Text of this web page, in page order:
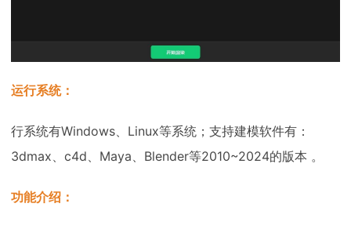
运行系统：
行系统有Windows、Linux等系统；支持建模软件有：
3dmax、c4d、Maya、Blender等2010~2024的版本 。
功能介绍：